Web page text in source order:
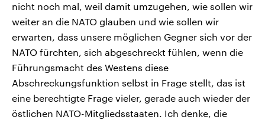
nicht noch mal, weil damit umzugehen, wie sollen wir
weiter an die NATO glauben und wie sollen wir
erwarten, dass unsere möglichen Gegner sich vor der
NATO fürchten, sich abgeschreckt fühlen, wenn die
Führungsmacht des Westens diese
Abschreckungsfunktion selbst in Frage stellt, das ist
eine berechtigte Frage vieler, gerade auch wieder der
östlichen NATO-Mitgliedsstaaten. Ich denke, die